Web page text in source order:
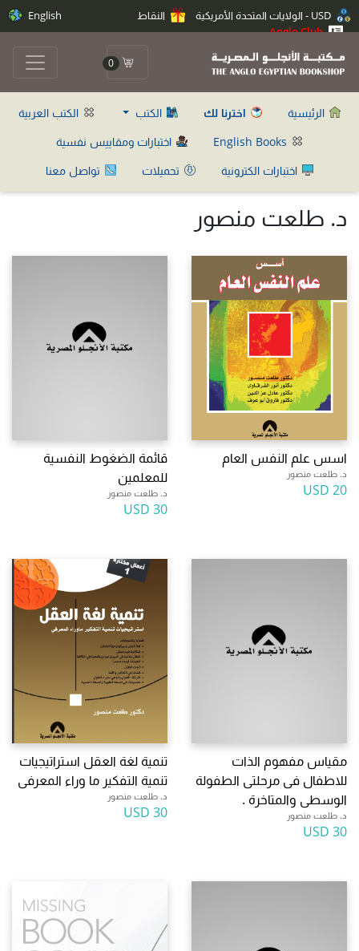
النقاط
Anglo Club
English
0
الرئيسية اخترنا لك الكتب
الكتب العربية
اختبارات ومقاييس نفسية
اختبارات الكترونية
تحميلات تواصل معنا
د. طلعت منصور
اسس علم النفس العام
د. طلعت منصور
20 USD
قائمة الضغوط النفسية
للمعلمين
د. طلعت منصور
30 USD
مقياس مفهوم الذات
للاطفال فى مرحلتى الطفولة
الوسطى والمتاخرة .
د. طلعت منصور
30 USD
تنمية لغة العقل استراتيجيات
تنمية التفكير ما وراء المعرفى
د. طلعت منصور
30 USD